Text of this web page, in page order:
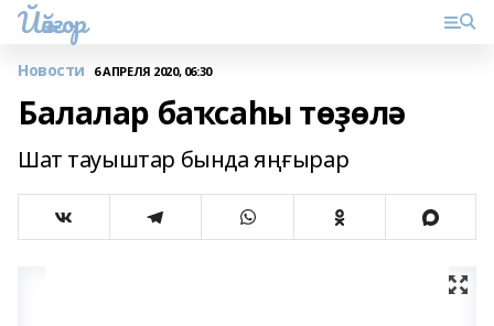
Йәйғор
Новости 6 АПРЕЛЯ 2020, 06:30
Балалар баҡсаһы төҙөлә
Шат тауыштар бында яңғырар